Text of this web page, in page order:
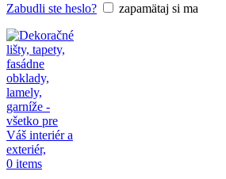
Zabudli ste heslo? zapamätaj si ma
0 items